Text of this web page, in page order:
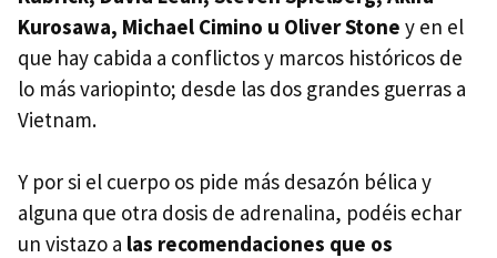
Kurosawa, Michael Cimino u Oliver Stone y en el
que hay cabida a conflictos y marcos históricos de
lo más variopinto; desde las dos grandes guerras a
Vietnam.
Y por si el cuerpo os pide más desazón bélica y
alguna que otra dosis de adrenalina, podéis echar
un vistazo a las recomendaciones que os